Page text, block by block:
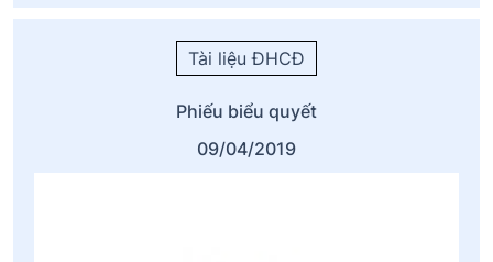
Tài liệu ĐHCĐ
Phiếu biểu quyết
09/04/2019